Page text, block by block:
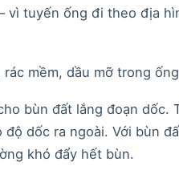
vì tuyến ống đi theo địa
mềm, dầu mỡ trong
bùn đất lắng đoạn dốc.
dốc ra ngoài. Với bùn
khó đẩy hết bùn.